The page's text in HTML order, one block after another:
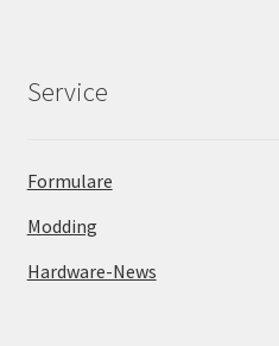
Service
Formulare
Modding
Hardware-News